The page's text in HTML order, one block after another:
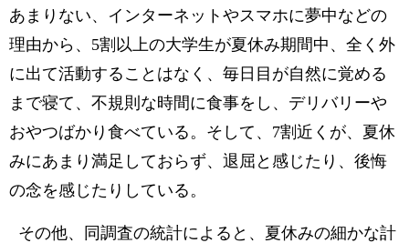
あまりない、インターネットやスマホに夢中などの
理由から、5割以上の大学生が夏休み期間中、全く外
に出て活動することはなく、毎日目が自然に覚める
まで寝て、不規則な時間に食事をし、デリバリーや
おやつばかり食べている。そして、7割近くが、夏休
みにあまり満足しておらず、退屈と感じたり、後悔
の念を感じたりしている。
その他、同調査の統計によると、夏休みの細かな計